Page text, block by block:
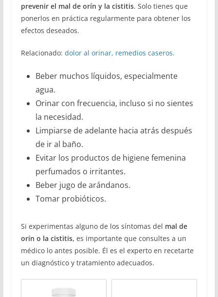
prevenir el mal de orín y la cistitis. Solo tienes que
ponerlos en práctica regularmente para obtener los
efectos deseados.
Relacionado: dolor al orinar, remedios caseros.
Beber muchos líquidos, especialmente
agua.
Orinar con frecuencia, incluso si no sientes
la necesidad.
Limpiarse de adelante hacia atrás después
de ir al baño.
Evitar los productos de higiene femenina
perfumados o irritantes.
Beber jugo de arándanos.
Tomar probióticos.
Si experimentas alguno de los síntomas del mal de
orín o la cistitis, es importante que consultes a un
médico lo antes posible. Él es el experto en recetarte
un diagnóstico y tratamiento adecuados.